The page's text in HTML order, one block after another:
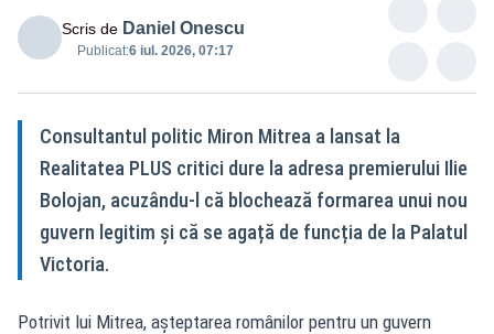
Scris de Daniel Onescu
Publicat:6 iul. 2026, 07:17
Consultantul politic Miron Mitrea a lansat la
Realitatea PLUS critici dure la adresa premierului Ilie
Bolojan, acuzându-l că blochează formarea unui nou
guvern legitim și că se agață de funcția de la Palatul
Victoria.
Potrivit lui Mitrea, așteptarea românilor pentru un guvern